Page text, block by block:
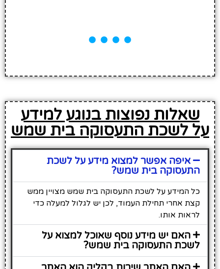
שאלות נפוצות בנוגע למידע
על לשכת התעסוקה בית שמש
איפה אפשר למצוא מידע על לשכת
התעסוקה בית שמש?
כל המידע על לשכת התעסוקה בית שמש מצויין ממש
קצת אחרי תחילת העמוד, לכן יש לגלול למעלה כדי
לראות אותו.
האם יש מידע נוסף שאוכל למצוא על
לשכת התעסוקה בית שמש?